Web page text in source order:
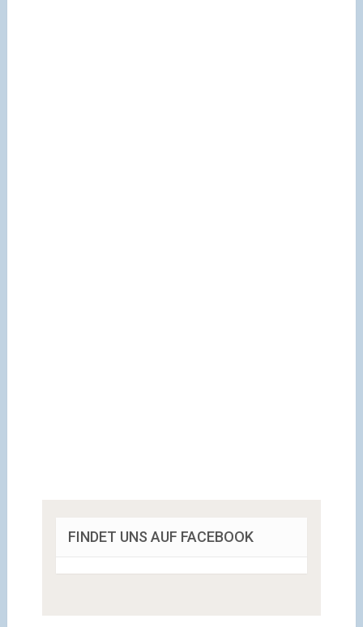
FINDET UNS AUF FACEBOOK